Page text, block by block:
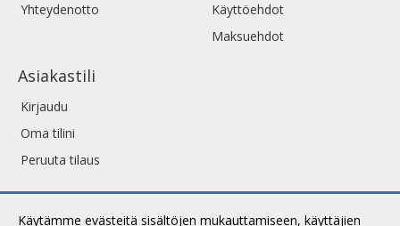
Käytämme evästeitä sisältöjen mukauttamiseen, käyttäjien
Yhteydenotto
Käyttöehdot
Maksuehdot
Asiakastili
Kirjaudu
Oma tilini
Peruuta tilaus